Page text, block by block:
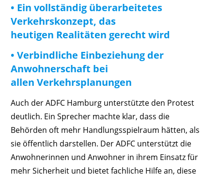
• Ein vollständig überarbeitetes
Verkehrskonzept, das
heutigen Realitäten gerecht wird
• Verbindliche Einbeziehung der
Anwohnerschaft bei
allen Verkehrsplanungen
Auch der ADFC Hamburg unterstützte den Protest
deutlich. Ein Sprecher machte klar, dass die
Behörden oft mehr Handlungsspielraum hätten, als
sie öffentlich darstellen. Der ADFC unterstützt die
Anwohnerinnen und Anwohner in ihrem Einsatz für
mehr Sicherheit und bietet fachliche Hilfe an, diese